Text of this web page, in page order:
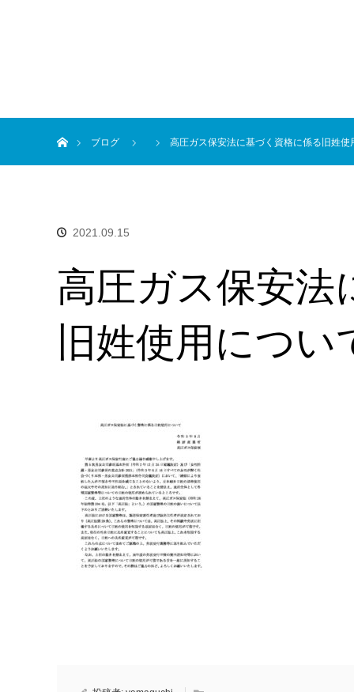
ブログ
高圧ガス保安法に基づく資格に係る旧姓使
2021.09.15
高圧ガス保安法
旧姓使用につい